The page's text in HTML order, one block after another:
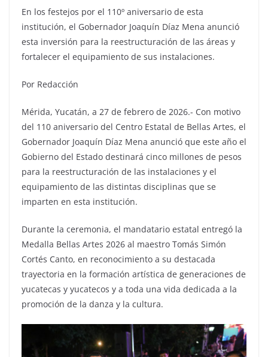
En los festejos por el 110º aniversario de esta
institución, el Gobernador Joaquín Díaz Mena anunció
esta inversión para la reestructuración de las áreas y
fortalecer el equipamiento de sus instalaciones.
Por Redacción
Mérida, Yucatán, a 27 de febrero de 2026.- Con motivo
del 110 aniversario del Centro Estatal de Bellas Artes, el
Gobernador Joaquín Díaz Mena anunció que este año el
Gobierno del Estado destinará cinco millones de pesos
para la reestructuración de las instalaciones y el
equipamiento de las distintas disciplinas que se
imparten en esta institución.
Durante la ceremonia, el mandatario estatal entregó la
Medalla Bellas Artes 2026 al maestro Tomás Simón
Cortés Canto, en reconocimiento a su destacada
trayectoria en la formación artística de generaciones de
yucatecas y yucatecos y a toda una vida dedicada a la
promoción de la danza y la cultura.